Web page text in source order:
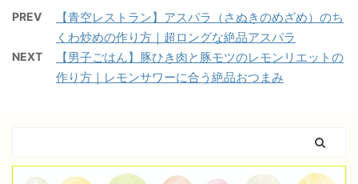
PREV
【青空レストラン】アスパラ（さぬきのめざめ）のち
くわ炒めの作り方｜超ロングな絶品アスパラ
NEXT
【男子ごはん】豚ひき肉と豚モツのレモンリエットの
作り方｜レモンサワーに合う絶品おつまみ